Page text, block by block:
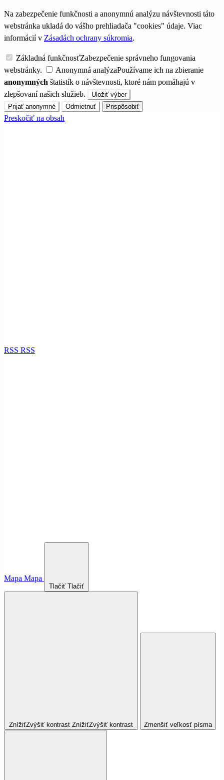
Na zabezpečenie funkčnosti a anonymnú analýzu návštevnosti táto
webstránka ukladá do vášho prehliadača "cookies" údaje. Viac
informácií v Zásadách ochrany súkromia.
Základná funkčnosťZabezpečenie správneho fungovania
webstránky.
Anonymná analýzaPoužívame ich na zbieranie
anonymných štatistík o návštevnosti, ktoré nám pomáhajú v
zlepšovaní našich služieb.
Uložiť výber
Prijať anonymné
Odmietnuť Prispôsobiť
Preskočiť na obsah
RSS RSS
Mapa Mapa
Tlačiť Tlačiť
ZnížiťZvýšiť kontrast ZnížiťZvýšiť kontrast Zmenšiť veľkosť písma